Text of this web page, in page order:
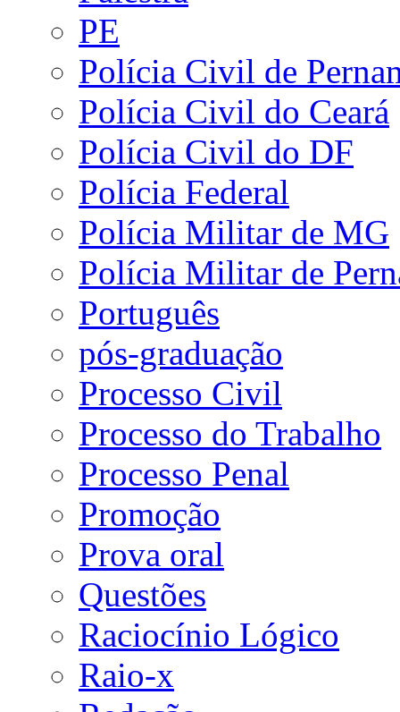
PE
Polícia Civil de
Polícia Civil do Ceará
Polícia Civil do DF
Polícia Federal
Polícia Militar de MG
Polícia Militar de
Português
pós-graduação
Processo Civil
Processo do Trabalho
Processo Penal
Promoção
Prova oral
Questões
Raciocínio Lógico
Raio-x